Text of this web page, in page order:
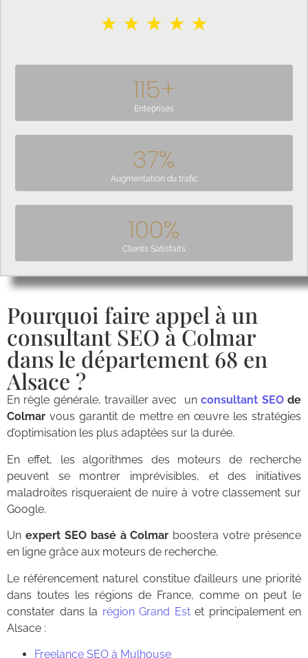
★ ★ ★ ★ ★
Enteprises
115+
Augmentation du trafic
37%
Clients Satisfaits
100%
Pourquoi faire appel à un
consultant SEO à Colmar
dans le département 68 en
Alsace ?
En règle générale, travailler avec unconsultant SEOde
Colmar vous garantit de mettre en œuvre les stratégies
d’optimisation les plus adaptées sur la durée.
En effet, les algorithmes des moteurs de recherche
peuvent se montrer imprévisibles, et des initiatives
maladroites risqueraient de nuire à votre classement sur
Google.
Un expert SEO basé à Colmar boostera votre présence
en ligne grâce aux moteurs de recherche.
Le référencement naturel constitue d’ailleurs une priorité
dans toutes les régions de France, comme on peut le
constater dans la région Grand Estet principalement en
Alsace :
Freelance SEO à Mulhouse